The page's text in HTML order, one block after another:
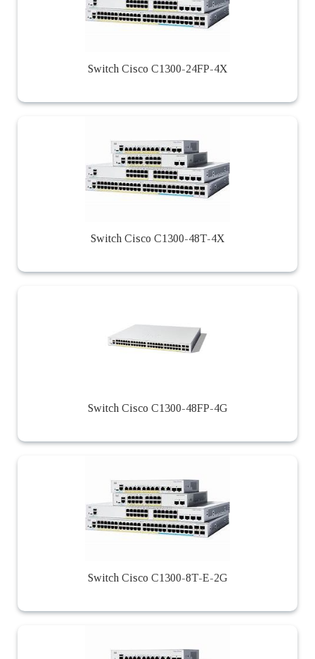
Switch Cisco C1300-24FP-4X
Switch Cisco C1300-48T-4X
Switch Cisco C1300-48FP-4G
Switch Cisco C1300-8T-E-2G